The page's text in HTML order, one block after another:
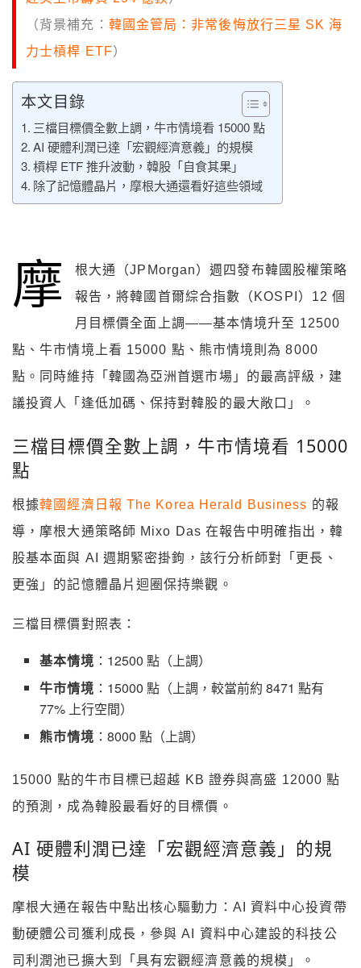
（背景補充： 韓國金管局：非常後悔放行三星 SK 海
力士槓桿 ETF）
本文目錄
三檔目標價全數上調，牛市情境看 15000 點
AI 硬體利潤已達「宏觀經濟意義」的規模
槓桿 ETF 推升波動，韓股「自食其果」
除了記憶體晶片，摩根大通還看好這些領域
摩
根大通（JPMorgan）週四發布韓國股權策略
報告，將韓國首爾綜合指數（KOSPI）12 個
月目標價全面上調——基本情境升至 12500
點、牛市情境上看 15000 點、熊市情境則為 8000
點。同時維持「韓國為亞洲首選市場」的最高評級，建
議投資人「逢低加碼、保持對韓股的最大敞口」。
三檔目標價全數上調，牛市情境看 15000
點
根據韓國經濟日報 The Korea Herald Business 的報
導，摩根大通策略師 Mixo Das 在報告中明確指出，韓
股基本面與 AI 週期緊密掛鉤，該行分析師對「更長、
更強」的記憶體晶片迴圈保持樂觀。
三檔目標價對照表：
基本情境 ：12500 點（上調）
牛市情境 ：15000 點（上調，較當前約 8471 點有
77% 上行空間）
熊市情境 ：8000 點（上調）
15000 點的牛市目標已超越 KB 證券與高盛 12000 點
的預測，成為韓股最看好的目標價。
AI 硬體利潤已達「宏觀經濟意義」的規
模
摩根大通在報告中點出核心驅動力：AI 資料中心投資帶
動硬體公司獲利成長，參與 AI 資料中心建設的科技公
司利潤池已擴大到「具有宏觀經濟意義的規模」。